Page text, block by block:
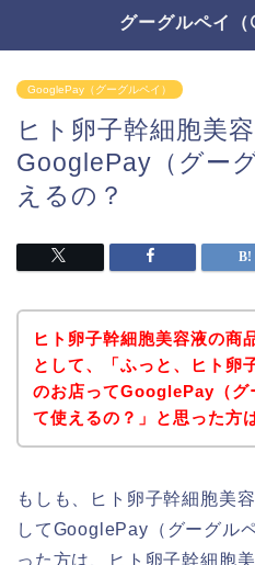
グーグルペイ（
GooglePay（グーグルペイ）
ヒト卵子幹細胞美
GooglePay（グー
えるの？
ヒト卵子幹細胞美容液の商
として、「ふっと、ヒト卵
のお店ってGooglePay（グ
て使えるの？」と思った方
もしも、ヒト卵子幹細胞美
してGooglePay（グーグル
った方は、ヒト卵子幹細胞